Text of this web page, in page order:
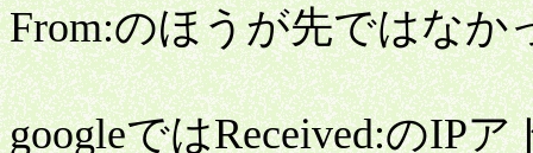
From:のほうが先ではなか
googleではReceived:のIP